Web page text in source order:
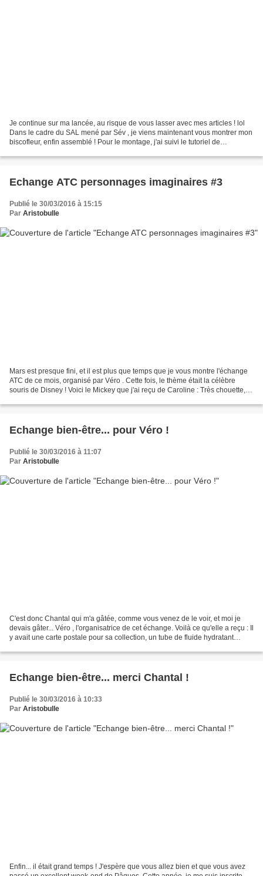
Je continue sur ma lancée, au risque de vous lasser avec mes articles ! lol
Dans le cadre du SAL mené par Sév , je viens maintenant vous montrer mon
biscofleur, enfin assemblé ! Pour le montage, j'ai suivi le tutoriel de
Echange ATC personnages imaginaires #3
Publié le 30/03/2016 à 15:15
Par Aristobulle
Mars est presque fini, et il est plus que temps que je vous montre l'échange
ATC de ce mois, organisé par Véro . Cette fois, le thème était la célèbre
souris de Disney ! Voici le Mickey que j'ai reçu de Caroline : Très chouette,
Echange bien-être... pour Véro !
Publié le 30/03/2016 à 11:07
Par Aristobulle
C'est donc Chantal qui m'a gâtée, comme vous venez de le voir, et moi je
devais gâter... Véro , l'organisatrice de cet échange. Voilà ce qu'elle a reçu : Il
y avait une carte postale pour sa collection, un tube de fluide hydratant
Echange bien-être... merci Chantal !
Publié le 30/03/2016 à 10:33
Par Aristobulle
Enfin... il était grand temps ! J'espère que vous allez bien et que vous avez